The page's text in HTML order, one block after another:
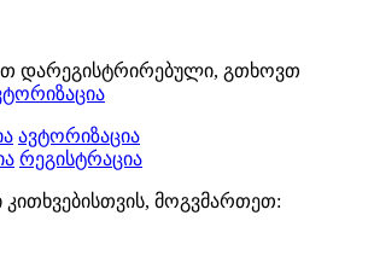
დარეგისტრირებული, გთხოვთ
ავტორიზაცია
რეგისტრაცია
კითხვებისთვის, მოგვმართეთ: